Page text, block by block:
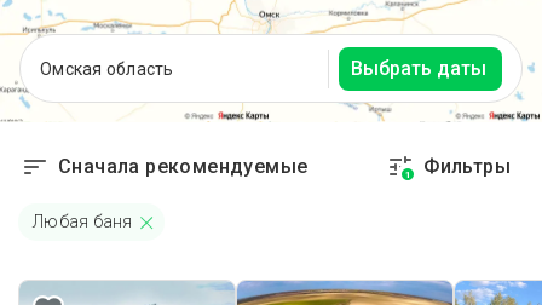
Омская область Выбрать даты
Сначала рекомендуемые 1 Фильтры
Любая баня